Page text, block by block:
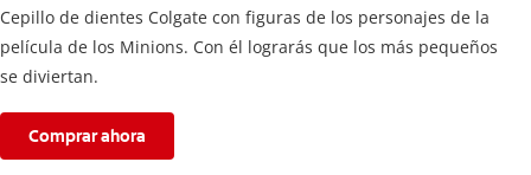
Cepillo de dientes Colgate con figuras de los personajes de la
película de los Minions. Con él lograrás que los más pequeños
se diviertan.
Comprar ahora